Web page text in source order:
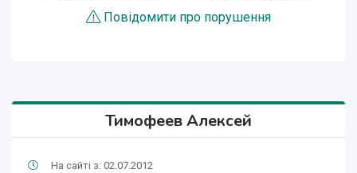
Повідомити про порушення
Тимофеев Алексей
На сайті з: 02.07.2012